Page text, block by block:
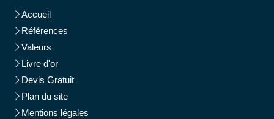
Accueil
Références
Valeurs
Livre d'or
Devis Gratuit
Plan du site
Mentions légales